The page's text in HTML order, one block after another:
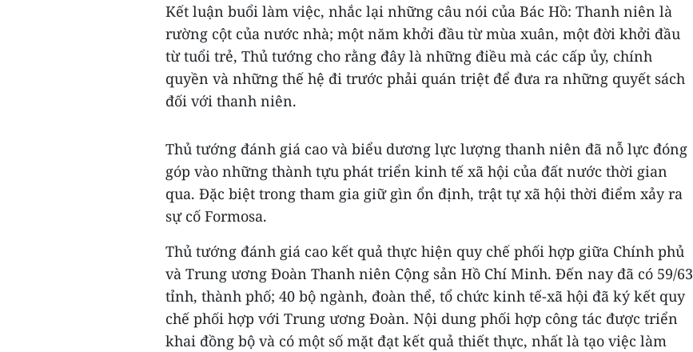
Kết luận buổi làm việc, nhắc lại những câu nói của Bác Hồ: Thanh niên là
rường cột của nước nhà; một năm khởi đầu từ mùa xuân, một đời khởi đầu
từ tuổi trẻ, Thủ tướng cho rằng đây là những điều mà các cấp ủy, chính
quyền và những thế hệ đi trước phải quán triệt để đưa ra những quyết sách
đối với thanh niên.
Thủ tướng đánh giá cao và biểu dương lực lượng thanh niên đã nỗ lực đóng
góp vào những thành tựu phát triển kinh tế xã hội của đất nước thời gian
qua. Đặc biệt trong tham gia giữ gìn ổn định, trật tự xã hội thời điểm xảy ra
sự cố Formosa.
Thủ tướng đánh giá cao kết quả thực hiện quy chế phối hợp giữa Chính phủ
và Trung ương Đoàn Thanh niên Cộng sản Hồ Chí Minh. Đến nay đã có 59/63
tỉnh, thành phố; 40 bộ ngành, đoàn thể, tổ chức kinh tế-xã hội đã ký kết quy
chế phối hợp với Trung ương Đoàn. Nội dung phối hợp công tác được triển
khai đồng bộ và có một số mặt đạt kết quả thiết thực, nhất là tạo việc làm